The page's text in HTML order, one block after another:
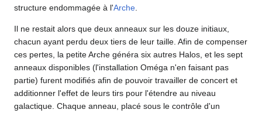
structure endommagée à l'Arche
Il ne restait alors que deux anneaux sur les douze initiaux,
chacun ayant perdu deux tiers de leur taille. Afin de compenser
ces pertes, la petite Arche généra six autres Halos, et les sept
anneaux disponibles (l'installation Oméga n'en faisant pas
partie) furent modifiés afin de pouvoir travailler de concert et
additionner l'effet de leurs tirs pour l'étendre au niveau
galactique. Chaque anneau, placé sous le contrôle d'un